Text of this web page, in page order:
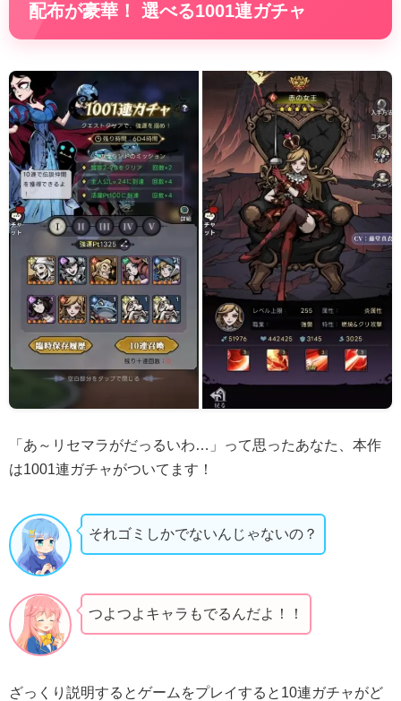
配布が豪華！ 選べる1001連ガチャ
「あ～リセマラがだっるいわ…」って思ったあなた、本作
は1001連ガチャがついてます！
それゴミしかでないんじゃないの？
つよつよキャラもでるんだよ！！
ざっくり説明するとゲームをプレイすると10連ガチャがど